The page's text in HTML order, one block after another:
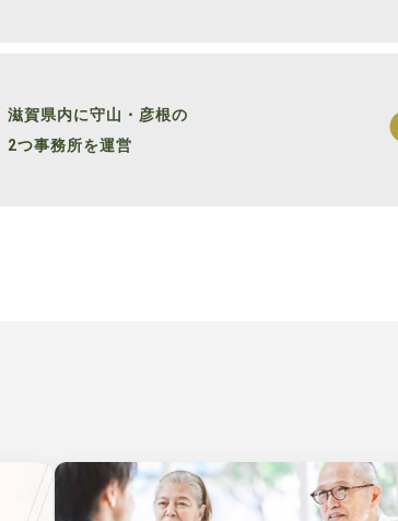
滋賀県内に守山・彦根の
2つ事務所を運営